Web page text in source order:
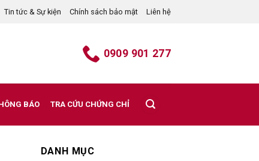
Tin tức & Sự kiện Chính sách bảo mật Liên hệ
0909 901 277
BÁO TRA CỨU CHỨNG CHỈ
DANH MỤC